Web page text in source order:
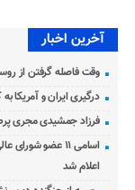
آخرین اخبار
وقت فاصله گرفتن از
درگیری ایران و آمریکا
فرزاد جمشیدی مجری
اسامی ۱۱ عضو
اعلام شد